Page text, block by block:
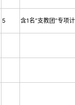
5 含1名“支教团”专项